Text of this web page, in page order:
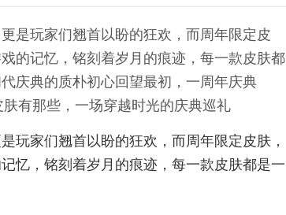
是玩家们翘首以盼的狂欢，而周年限定皮
的记忆，铭刻着岁月的痕迹，每一款皮肤都
庆典的质朴初心回望最初，一周年庆典
有那些，一场穿越时光的庆典巡礼
玩家们翘首以盼的狂欢，而周年限定皮肤，
忆，铭刻着岁月的痕迹，每一款皮肤都是一